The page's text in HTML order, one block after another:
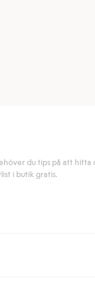
du tips på att hitta
i butik gratis.
eller paketbox